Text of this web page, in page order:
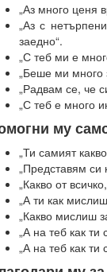
„Аз много ценя
„Аз с
заедно“.
„С теб ми е
„Беше ми много
„Радвам се, че
„С теб е много
му
„Ти самият
„Представям си
„Какво от
„А ти как
„Какво мислиш
„А на теб как ти
„А на теб как ти